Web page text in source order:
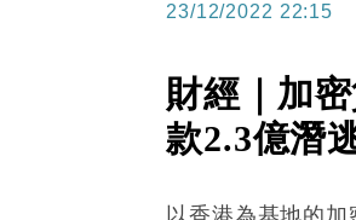
23/12/2022 22:15
財經｜加
款2.3億潛